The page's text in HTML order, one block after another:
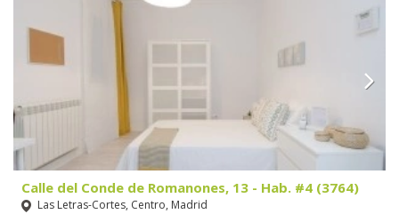
Calle del Conde de Romanones, 13 - Hab. #4 (3764)
Las Letras-Cortes, Centro, Madrid